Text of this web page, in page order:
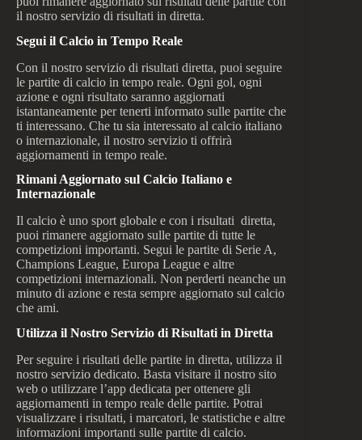
il nostro servizio di risultati in diretta.
Segui il Calcio in Tempo Reale
Con il nostro servizio di risultati diretta, puoi seguire
le partite di calcio in tempo reale. Ogni gol, ogni
azione e ogni risultato saranno aggiornati
istantaneamente per tenerti informato sulle partite che
ti interessano. Che tu sia interessato al calcio italiano
o internazionale, il nostro servizio ti offrirà
aggiornamenti in tempo reale.
Rimani Aggiornato sul Calcio Italiano e
Internazionale
Il calcio è uno sport globale e con i risultati diretta,
puoi rimanere aggiornato sulle partite di tutte le
competizioni importanti. Segui le partite di Serie A,
Champions League, Europa League e altre
competizioni internazionali. Non perderti neanche un
minuto di azione e resta sempre aggiornato sul calcio
che ami.
Utilizza il Nostro Servizio di Risultati in Diretta
Per seguire i risultati delle partite in diretta, utilizza il
nostro servizio dedicato. Basta visitare il nostro sito
web o utilizzare l’app dedicata per ottenere gli
aggiornamenti in tempo reale delle partite. Potrai
visualizzare i risultati, i marcatori, le statistiche e altre
informazioni importanti sulle partite di calcio.